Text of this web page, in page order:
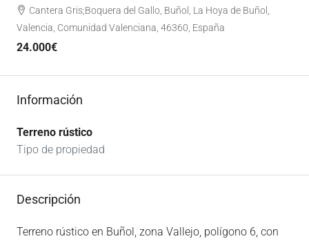
Cantera Gris;Boquera del Gallo, Buñol, La Hoya de Buñol,
Valencia, Comunidad Valenciana, 46360, España
24.000€
Información
Terreno rústico
Tipo de propiedad
Descripción
Terreno rústico en Buñol, zona Vallejo, polígono 6, con